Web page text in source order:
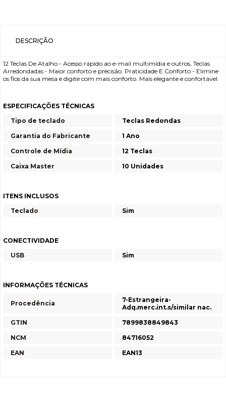
DESCRIÇÃO
12 Teclas De Atalho - Acesso rápido ao e-mail multimídia e outros. Teclas
Arredondadas - Maior conforto e precisão. Praticidade E Conforto - Elimine
os fios da sua mesa e digite com mais conforto. Mais elegante e confortável.
ESPECIFICAÇÕES TÉCNICAS
Tipo de teclado
Teclas Redondas
Garantia do Fabricante
1 Ano
Controle de Mídia
12 Teclas
Caixa Master
10 Unidades
ITENS INCLUSOS
Teclado
Sim
CONECTIVIDADE
USB
Sim
INFORMAÇÕES TÉCNICAS
Procedência
7-Estrangeira-
Adq.merc.int.s/similar nac.
GTIN
7899838849843
NCM
84716052
EAN
EAN13